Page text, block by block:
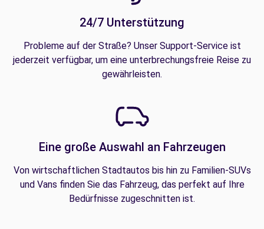
24/7 Unterstützung
Probleme auf der Straße? Unser Support-Service ist
jederzeit verfügbar, um eine unterbrechungsfreie Reise zu
gewährleisten.
Eine große Auswahl an Fahrzeugen
Von wirtschaftlichen Stadtautos bis hin zu Familien-SUVs
und Vans finden Sie das Fahrzeug, das perfekt auf Ihre
Bedürfnisse zugeschnitten ist.